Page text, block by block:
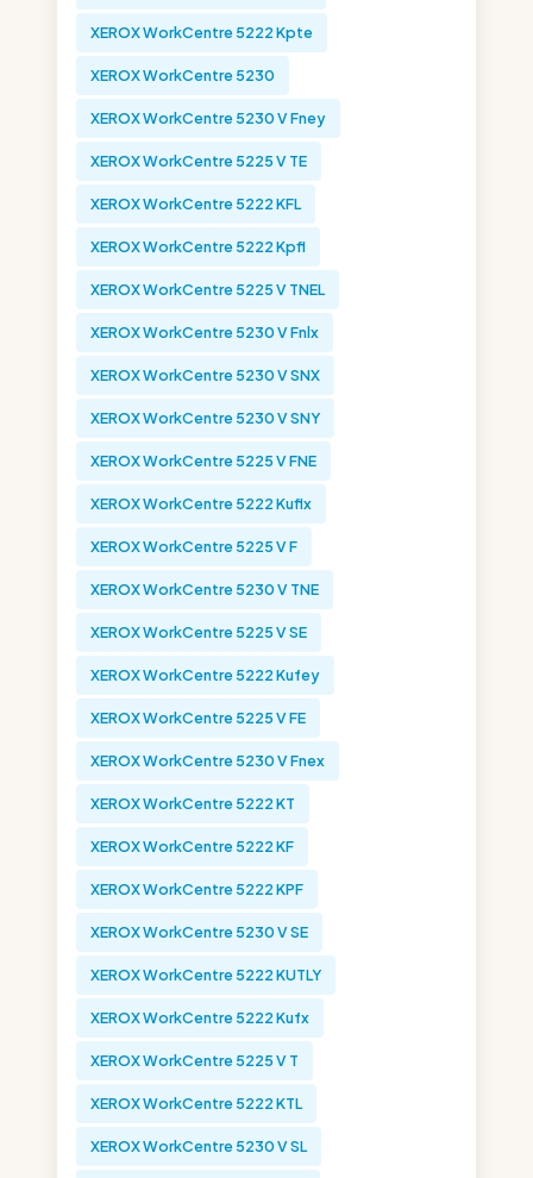
XEROX WorkCentre 5222 Kpte
XEROX WorkCentre 5230
XEROX WorkCentre 5230 V Fney
XEROX WorkCentre 5225 V TE
XEROX WorkCentre 5222 KFL
XEROX WorkCentre 5222 Kpfl
XEROX WorkCentre 5225 V TNEL
XEROX WorkCentre 5230 V Fnlx
XEROX WorkCentre 5230 V SNX
XEROX WorkCentre 5230 V SNY
XEROX WorkCentre 5225 V FNE
XEROX WorkCentre 5222 Kuflx
XEROX WorkCentre 5225 V F
XEROX WorkCentre 5230 V TNE
XEROX WorkCentre 5225 V SE
XEROX WorkCentre 5222 Kufey
XEROX WorkCentre 5225 V FE
XEROX WorkCentre 5230 V Fnex
XEROX WorkCentre 5222 KT
XEROX WorkCentre 5222 KF
XEROX WorkCentre 5222 KPF
XEROX WorkCentre 5230 V SE
XEROX WorkCentre 5222 KUTLY
XEROX WorkCentre 5222 Kufx
XEROX WorkCentre 5225 V T
XEROX WorkCentre 5222 KTL
XEROX WorkCentre 5230 V SL